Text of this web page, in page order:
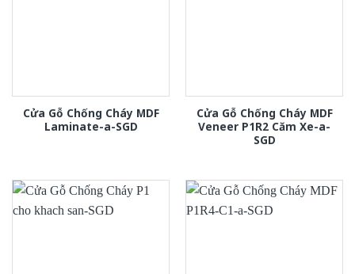
Cửa Gỗ Chống Cháy MDF
Laminate-a-SGD
Cửa Gỗ Chống Cháy MDF
Veneer P1R2 Căm Xe-a-
SGD